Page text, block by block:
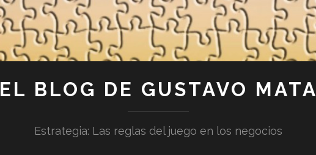
EL BLOG DE GUSTAVO MATA
Estrategia: Las reglas del juego en los negocios